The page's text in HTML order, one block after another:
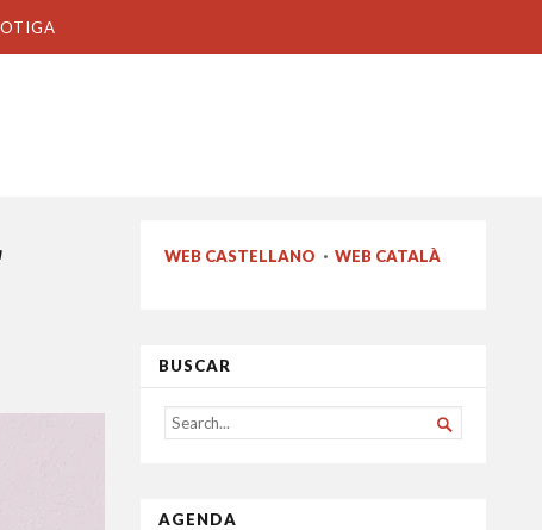
WEB CASTELLANO · WEB CATALÀ
BUSCAR
SEARCH
FOR...

AGENDA